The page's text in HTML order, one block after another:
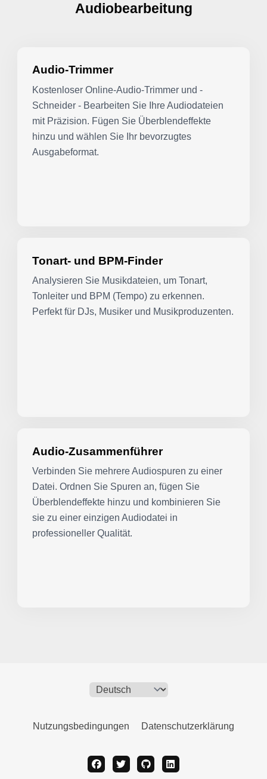
Audiobearbeitung
Audio-Trimmer
Kostenloser Online-Audio-Trimmer und -
Schneider - Bearbeiten Sie Ihre Audiodateien
mit Präzision. Fügen Sie Überblendeffekte
hinzu und wählen Sie Ihr bevorzugtes
Ausgabeformat.
Tonart- und BPM-Finder
Analysieren Sie Musikdateien, um Tonart,
Tonleiter und BPM (Tempo) zu erkennen.
Perfekt für DJs, Musiker und Musikproduzenten.
Audio-Zusammenführer
Verbinden Sie mehrere Audiospuren zu einer
Datei. Ordnen Sie Spuren an, fügen Sie
Überblendeffekte hinzu und kombinieren Sie
sie zu einer einzigen Audiodatei in
professioneller Qualität.
Nutzungsbedingungen Datenschutzerklärung
facebooktwittergithublinkedin